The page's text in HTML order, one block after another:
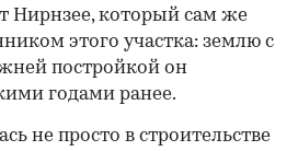
Нирнзее, который сам же
этого участка: землю с
постройкой он
годами ранее.
не просто в строительстве